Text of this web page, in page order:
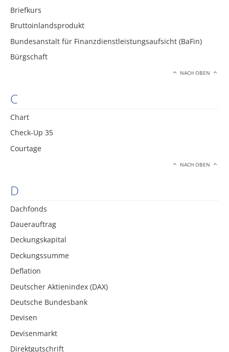
Briefkurs
Bruttoinlandsprodukt
Bundesanstalt für Finanzdienstleistungsaufsicht (BaFin)
Bürgschaft
NACH OBEN
C
Chart
Check-Up 35
Courtage
NACH OBEN
D
Dachfonds
Dauerauftrag
Deckungskapital
Deckungssumme
Deflation
Deutscher Aktienindex (DAX)
Deutsche Bundesbank
Devisen
Devisenmarkt
Direktgutschrift